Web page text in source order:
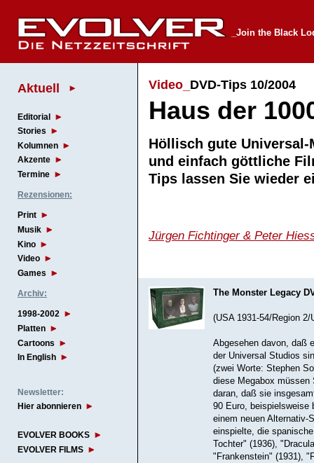
_Join the Black
Aktuell
Editorial
Stories
Kolumnen
Akzente
Termine
Rezensionen:
Print
Musik
Kino
Video
Games
Archiv:
1998-2002
Platten
Cartoons
In English
Newsletter:
Hier abonnieren
EVOLVER BOOKS
EVOLVER FILMS
Video_ DVD-Tips 10/2004
Haus der
Höllisch gute
und einfach göttliche
Tips lassen Sie wieder
Jürgen Fichtinger & Peter
The Monster Legacy
(USA 1931-54/Region 2/
Abgesehen davon, daß
der Universal Studios
(zwei Worte: Stephen
diese Megabox müssen
daran, daß sie
90 Euro, beispielsweise
einem neuen Alternativ-
einspielte, die
Tochter" (1936),
"Frankenstein" (1931),